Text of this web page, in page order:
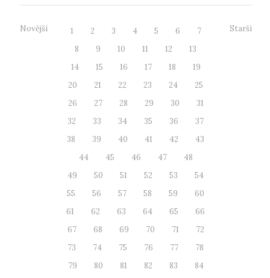
Novější 1 2 3 4 5 6
7
8
9 10 11 12
13
14
15 16 17 18
19
20
21 22 23 24
25
26
27 28 29 30
31
32
33 34 35 36
37
38
39 40 41 42
43
44
45 46 47
48
49
50 51 52 53
54
55
56 57 58 59
60
61
62 63 64 65
66
67
68 69 70 71
72
73
74 75 76 77
78
79
80 81 82 83
84
Starší